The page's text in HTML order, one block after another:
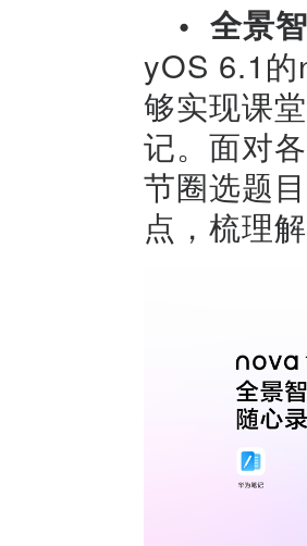
• 全景
yOS 6.1的
够实现课
记。面对
节圈选题
点，梳理